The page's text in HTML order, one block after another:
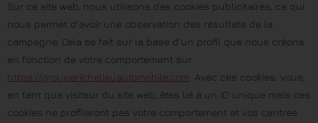
Sur ce site web, nous utilisons des cookies publicitaires, ce qui
nous permet d’avoir une observation des résultats de la
campagne. Cela se fait sur la base d’un profil que nous créons
en fonction de votre comportement sur
https://grouperichelieuautomobile.com . Avec ces cookies, vous,
en tant que visiteur du site web, êtes lié à un ID unique mais ces
cookies ne profileront pas votre comportement et vos centres